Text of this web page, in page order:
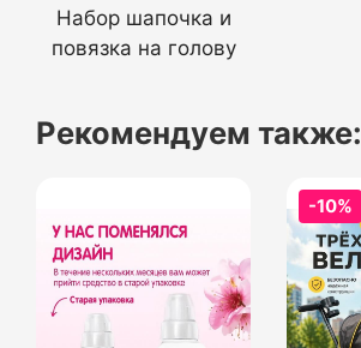
Набор шапочка и
повязка на голову
Рекомендуем также:
-10%